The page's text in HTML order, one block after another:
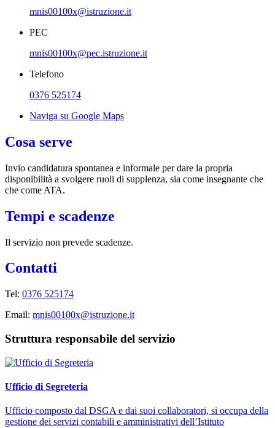
mnis00100x@istruzione.it
PEC
mnis00100x@pec.istruzione.it
Telefono
0376 525174
Naviga su Google Maps
Cosa serve
Invio candidatura spontanea e informale per dare la propria
disponibilità a svolgere ruoli di supplenza, sia come insegnante che
che come ATA.
Tempi e scadenze
Il servizio non prevede scadenze.
Contatti
Tel: 0376 525174
Email: mnis00100x@istruzione.it
Struttura responsabile del servizio
Ufficio di Segreteria
Ufficio composto dal DSGA e dai suoi collaboratori, si occupa della
gestione dei servizi contabili e amministrativi dell’Istituto